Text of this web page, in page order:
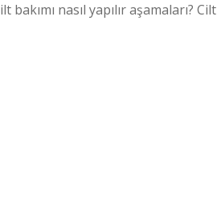
nasıl yapılır aşamaları? Cilt